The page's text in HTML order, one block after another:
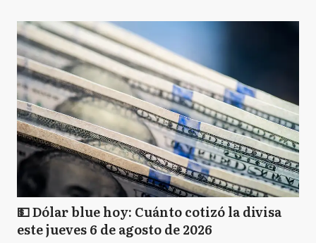
💵 Dólar blue hoy: Cuánto cotizó la divisa
este jueves 6 de agosto de 2026